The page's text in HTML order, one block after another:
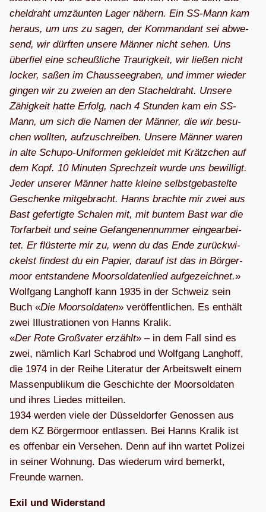
chel­draht umzäun­ten Lager nähern. Ein SS-Mann kam
her­aus, um uns zu sagen, der Kom­man­dant sei abwe­
send, wir dürf­ten unsere Män­ner nicht sehen. Uns
über­fiel eine scheuß­li­che Trau­rig­keit, wir lie­ßen nicht
locker, saßen im Chaus­see­gra­ben, und immer wie­der
gin­gen wir zu zweien an den Sta­chel­draht. Unsere
Zähig­keit hatte Erfolg, nach 4 Stun­den kam ein SS-
Mann, um sich die Namen der Män­ner, die wir besu­
chen woll­ten, auf­zu­schrei­ben. Unsere Män­ner waren
in alte Schupo-Uni­for­men geklei­det mit Krätz­chen auf
dem Kopf. 10 Minu­ten Sprech­zeit wurde uns bewil­ligt.
Jeder unse­rer Män­ner hatte kleine selbst­ge­bas­telte
Geschenke mit­ge­bracht. Hanns brachte mir zwei aus
Bast gefer­tigte Scha­len mit, mit bun­tem Bast war die
Tor­f­ar­beit und seine Gefan­ge­nen­num­mer ein­ge­ar­bei­
tet. Er flüs­terte mir zu, wenn du das Ende zurück­wi­
ckelst fin­dest du ein Papier, dar­auf ist das in Bör­ger­
moor ent­stan­dene Moor­sol­da­ten­lied auf­ge­zeich­net.»
Wolf­gang Lang­hoff kann 1935 in der Schweiz sein
Buch «Die Moor­sol­da­ten» ver­öf­fent­li­chen. Es ent­hält
zwei Illus­tra­tio­nen von Hanns Kra­lik.
«Der Rote Groß­va­ter erzählt» – in dem Fall sind es
zwei, näm­lich Karl Schab­rod und Wolf­gang Lang­hoff,
die 1974 in der Reihe Lite­ra­tur der Arbeits­welt einem
Mas­sen­pu­bli­kum die Geschichte der Moor­sol­da­ten
und ihres Lie­des mit­tei­len.
1934 wer­den viele der Düs­sel­dor­fer Genos­sen aus
dem KZ Bör­ger­moor ent­las­sen. Bei Hanns Kra­lik ist
es offen­bar ein Ver­se­hen. Denn auf ihn war­tet Poli­zei
in sei­ner Woh­nung. Das wie­derum wird bemerkt,
Freunde warnen.
Exil und Wider­stand